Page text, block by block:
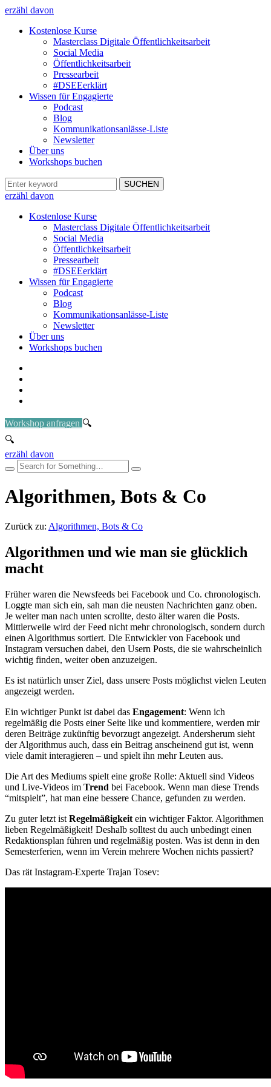
erzähl davon
Kostenlose Kurse
Masterclass Digitale Öffentlichkeitsarbeit
Social Media
Öffentlichkeitsarbeit
Pressearbeit
#DSEEerklärt
Wissen für Engagierte
Podcast
Blog
Kommunikationsanlässe-Liste
Newsletter
Über uns
Workshops buchen
erzähl davon
Kostenlose Kurse
Masterclass Digitale Öffentlichkeitsarbeit
Social Media
Öffentlichkeitsarbeit
Pressearbeit
#DSEEerklärt
Wissen für Engagierte
Podcast
Blog
Kommunikationsanlässe-Liste
Newsletter
Über uns
Workshops buchen
Workshop anfragen
erzähl davon
Algorithmen, Bots & Co
Zurück zu: Algorithmen, Bots & Co
Algorithmen und wie man sie glücklich
macht
Früher waren die Newsfeeds bei Facebook und Co. chronologisch.
Loggte man sich ein, sah man die neusten Nachrichten ganz oben.
Je weiter man nach unten scrollte, desto älter waren die Posts.
Mittlerweile wird der Feed nicht mehr chronologisch, sondern durch
einen Algorithmus sortiert. Die Entwickler von Facebook und
Instagram versuchen dabei, den Usern Posts, die sie wahrscheinlich
wichtig finden, weiter oben anzuzeigen.
Es ist natürlich unser Ziel, dass unsere Posts möglichst vielen Leuten
angezeigt werden.
Ein wichtiger Punkt ist dabei das Engagement: Wenn ich
regelmäßig die Posts einer Seite like und kommentiere, werden mir
deren Beiträge zukünftig bevorzugt angezeigt. Andersherum sieht
der Algorithmus auch, dass ein Beitrag anscheinend gut ist, wenn
viele damit interagieren – und spielt ihn mehr Leuten aus.
Die Art des Mediums spielt eine große Rolle: Aktuell sind Videos
und Live-Videos im Trend bei Facebook. Wenn man diese Trends
“mitspielt”, hat man eine bessere Chance, gefunden zu werden.
Zu guter letzt ist Regelmäßigkeit ein wichtiger Faktor. Algorithmen
lieben Regelmäßigkeit! Deshalb solltest du auch unbedingt einen
Redaktionsplan führen und regelmäßig posten. Was ist denn in den
Semesterferien, wenn im Verein mehrere Wochen nichts passiert?
Das rät Instagram-Experte Trajan Tosev: